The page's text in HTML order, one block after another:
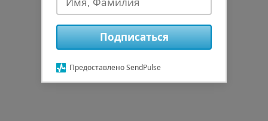
0
Подписаться
Предоставлено SendPulse